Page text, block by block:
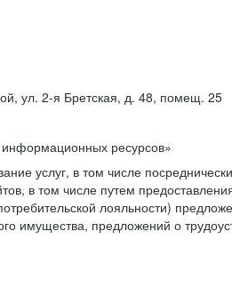
ул. 2-я Бретская, д. 48, помещ. 25
ресурсов»
услуг, в том числе
в том числе путем
лояльности)
предложений о